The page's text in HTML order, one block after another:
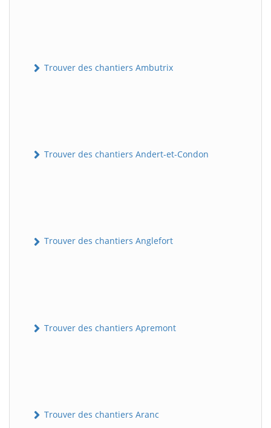
Trouver des chantiers Ambutrix
Trouver des chantiers Andert-et-Condon
Trouver des chantiers Anglefort
Trouver des chantiers Apremont
Trouver des chantiers Aranc